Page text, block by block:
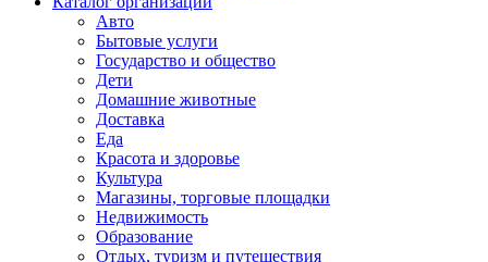
Авто
Бытовые услуги
Государство и общество
Дети
Домашние животные
Доставка
Еда
Красота и здоровье
Культура
Магазины, торговые площадки
Недвижимость
Образование
Отдых, туризм и путешествия